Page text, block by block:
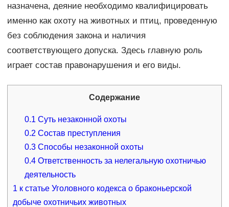
назначена, деяние необходимо квалифицировать
именно как охоту на животных и птиц, проведенную
без соблюдения закона и наличия
соответствующего допуска. Здесь главную роль
играет состав правонарушения и его виды.
Содержание
0.1 Суть незаконной охоты
0.2 Состав преступления
0.3 Способы незаконной охоты
0.4 Ответственность за нелегальную охотничью
деятельность
1 к статье Уголовного кодекса о браконьерской
добыче охотничьих животных